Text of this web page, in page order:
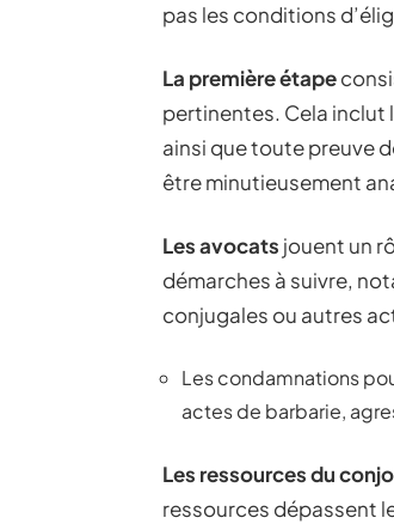
pas les conditions
La première étape
pertinentes. Cela inclut
ainsi que toute preuve
être minutieusement
Les avocats jouent un
démarches à suivre,
conjugales ou autres
Les condamnations
actes de barbarie,
Les ressources du
ressources dépassent